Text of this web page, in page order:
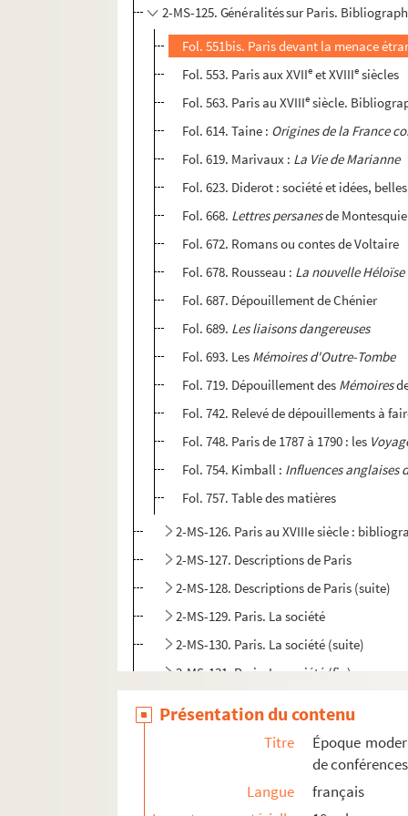
2-MS-125. Généralités sur Paris.
Fol. 551bis. Paris devant la menace
Fol. 553. Paris aux XVIIe et XVIIIe siècles
Fol. 563. Paris au XVIIIe siècle.
Fol. 614. Taine : Origines de la France
Fol. 619. Marivaux : La Vie de Marianne
Fol. 623. Diderot : société et idées,
Fol. 668. Lettres persanesde
Fol. 672. Romans ou contes de Voltaire
Fol. 678. Rousseau : La nouvelle Héloïse
Fol. 687. Dépouillement de Chénier
Fol. 689. Les liaisons dangereuses
Fol. 693. Les Mémoires d'Outre-Tombe
Fol. 719. Dépouillement des Mémoires
Fol. 742. Relevé de dépouillements à
Fol. 748. Paris de 1787 à 1790 : les
Fol. 754. Kimball : Influences anglaises
Fol. 757. Table des matières
2-MS-126. Paris au XVIIIe siècle :
2-MS-127. Descriptions de Paris
2-MS-128. Descriptions de Paris (suite)
2-MS-129. Paris. La société
2-MS-130. Paris. La société (suite)
2-MS-131. Paris. La société (fin)
2-MS-134. Paris. Topographie (suite)
2-MS-135. Paris. Topographie (suite)
Présentation du contenu
Titre
Époque
de
Langue
français